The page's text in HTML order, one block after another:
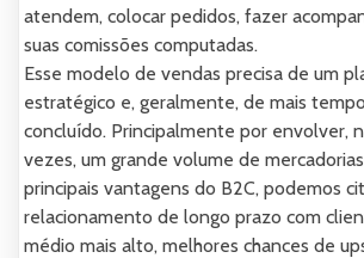
atendem, colocar pedidos, fazer
suas comissões computadas.
Esse modelo de vendas precisa de um
estratégico e, geralmente, de mais
concluído. Principalmente por envolver,
vezes, um grande volume de
principais vantagens do B2C, podemos
relacionamento de longo prazo com
médio mais alto, melhores chances de